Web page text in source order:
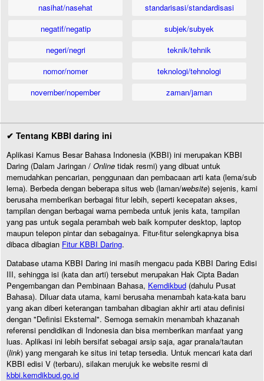
nasihat/nasehat
negatif/negatip
negeri/negri
nomor/nomer
november/nopember
standarisasi/standardisasi
subjek/subyek
teknik/tehnik
teknologi/tehnologi
zaman/jaman
✔ Tentang KBBI daring ini
Aplikasi Kamus Besar Bahasa Indonesia (KBBI) ini merupakan KBBI
Daring (Dalam Jaringan / Online tidak resmi) yang dibuat untuk
memudahkan pencarian, penggunaan dan pembacaan arti kata (lema/sub
lema). Berbeda dengan beberapa situs web (laman/website) sejenis, kami
berusaha memberikan berbagai fitur lebih, seperti kecepatan akses,
tampilan dengan berbagai warna pembeda untuk jenis kata, tampilan
yang pas untuk segala perambah web baik komputer desktop, laptop
maupun telepon pintar dan sebagainya. Fitur-fitur selengkapnya bisa
dibaca dibagian Fitur KBBI Daring.
Database utama KBBI Daring ini masih mengacu pada KBBI Daring Edisi
III, sehingga isi (kata dan arti) tersebut merupakan Hak Cipta Badan
Pengembangan dan Pembinaan Bahasa, Kemdikbud (dahulu Pusat
Bahasa). Diluar data utama, kami berusaha menambah kata-kata baru
yang akan diberi keterangan tambahan dibagian akhir arti atau definisi
dengan "Definisi Eksternal". Semoga semakin menambah khazanah
referensi pendidikan di Indonesia dan bisa memberikan manfaat yang
luas. Aplikasi ini lebih bersifat sebagai arsip saja, agar pranala/tautan
(link) yang mengarah ke situs ini tetap tersedia. Untuk mencari kata dari
KBBI edisi V (terbaru), silakan merujuk ke website resmi di
kbbi.kemdikbud.go.id